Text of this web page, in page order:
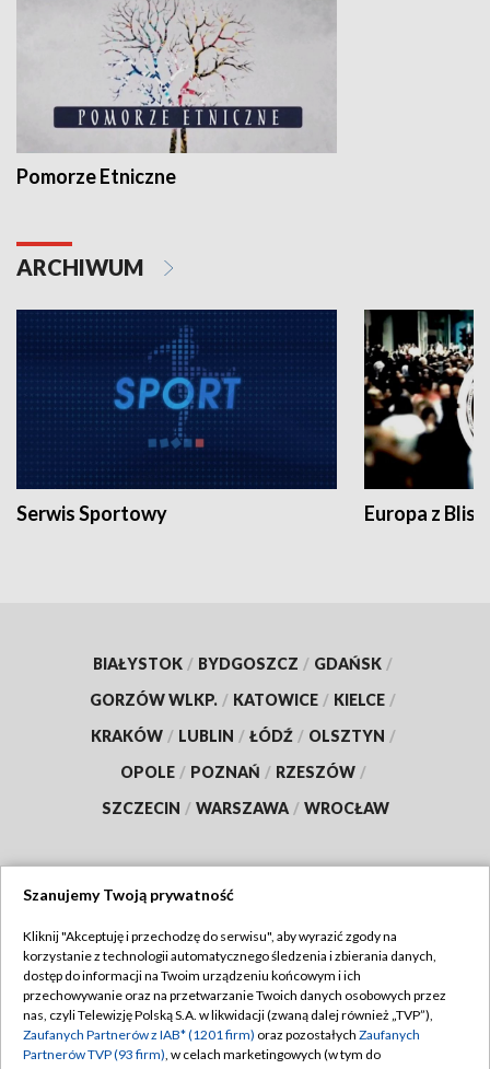
Pomorze Etniczne
ARCHIWUM
Serwis Sportowy Europa z
BIAŁYSTOK / BYDGOSZCZ / GDAŃSK /
GORZÓW WLKP. / KATOWICE / KIELCE /
KRAKÓW / LUBLIN / ŁÓDŹ / OLSZTYN /
OPOLE / POZNAŃ / RZESZÓW /
SZCZECIN / WARSZAWA / WROCŁAW
TVP
Abonament TVP
Emisja w TVP
Regulamin TVP
Polityka prywatności
Szanujemy Twoją prywatność
Kliknij "Akceptuję i przechodzę do serwisu", aby wyrazić zgody na
korzystanie z technologii automatycznego śledzenia i zbierania danych,
dostęp do informacji na Twoim urządzeniu końcowym i ich
przechowywanie oraz na przetwarzanie Twoich danych osobowych przez
nas, czyli Telewizję Polską S.A. w likwidacji (zwaną dalej również „TVP”),
Zaufanych Partnerów z IAB* (1201 firm) oraz pozostałych Zaufanych
Partnerów TVP (93 firm), w celach marketingowych (w tym do